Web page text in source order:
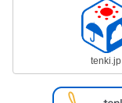
tenki.jp